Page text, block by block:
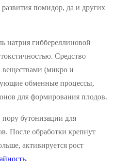
помидор, да и других
натрия гиббереллиновой
Средство
веществами (микро и
обменные процессы,
для формирования плодов.
пору бутонизации для
После обработки крепнут
активируется рост
.